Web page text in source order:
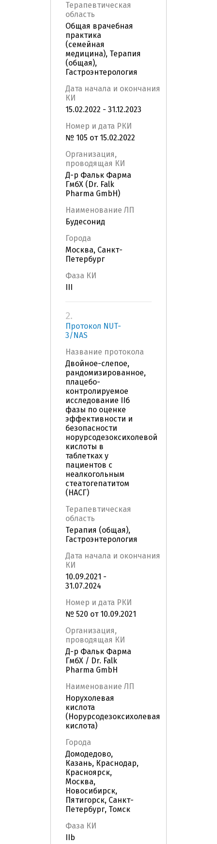
Терапевтическая
область
Общая врачебная
практика
(семейная
медицина), Терапия
(общая),
Гастроэнтерология
Дата начала и окончания
КИ
15.02.2022 - 31.12.2023
Номер и дата РКИ
№ 105 от 15.02.2022
Организация,
проводящая КИ
Д-р Фальк Фарма
ГмбХ (Dr. Falk
Pharma GmbH)
Наименование ЛП
Будесонид
Города
Москва, Санкт-
Петербург
Фаза КИ
2.
Протокол NUT-
3/NAS
Название протокола
Двойное-слепое,
рандомизированное,
плацебо-
контролируемое
исследование IIб
фазы по оценке
эффективности и
безопасности
норурсодезоксихолевой
кислоты в
таблетках у
пациентов с
неалкогольным
стеатогепатитом
(НАСГ)
Терапевтическая
область
Терапия (общая),
Гастроэнтерология
Дата начала и окончания
КИ
10.09.2021 -
31.07.2024
Номер и дата РКИ
№ 520 от 10.09.2021
Организация,
проводящая КИ
Д-р Фальк Фарма
ГмбХ / Dr. Falk
Pharma GmbH
Наименование ЛП
Норухолевая
кислота
(Норурсодезоксихолевая
кислота)
Города
Домодедово,
Казань, Краснодар,
Красноярск,
Москва,
Новосибирск,
Пятигорск, Санкт-
Петербург, Томск
Фаза КИ
IIb